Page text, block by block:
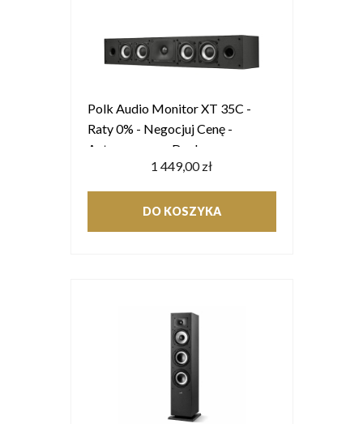
Polk Audio Monitor XT 35C -
Raty 0% - Negocjuj Cenę -
Autoryzowany Dealer
1 449,00 zł
DO KOSZYKA